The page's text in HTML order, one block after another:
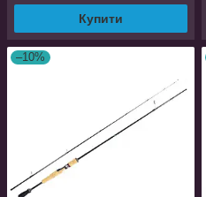
Купити
–10%